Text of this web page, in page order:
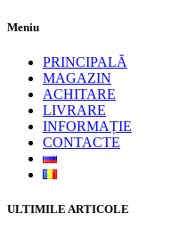
Meniu
PRINCIPALĂ
MAGAZIN
ACHITARE
LIVRARE
INFORMAȚIE
CONTACTE
ULTIMILE ARTICOLE